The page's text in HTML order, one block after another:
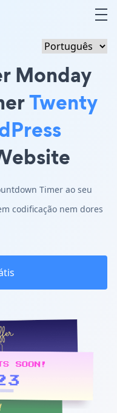
Monday
Twenty
Timer ao seu
codificação nem dores